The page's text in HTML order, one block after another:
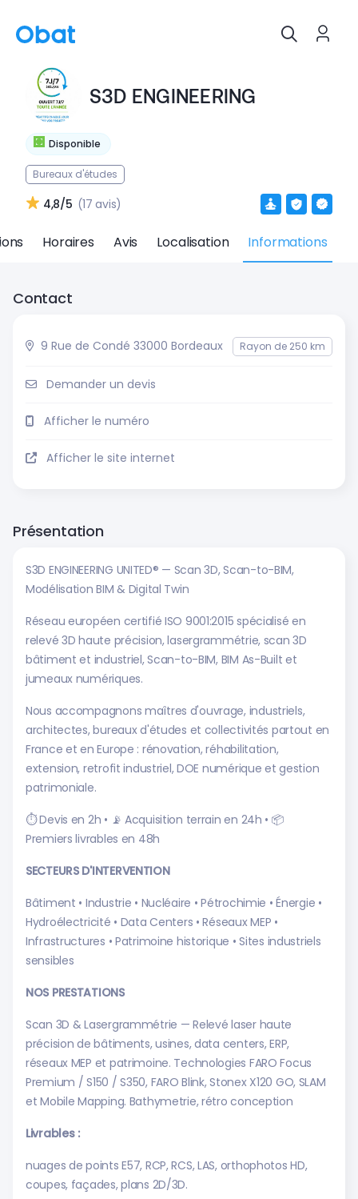
Disponible
S3D ENGINEERING
Bureaux d'études
4,8/5 (17 avis)
Horaires Avis Localisation Informations
Contact
9 Rue de Condé 33000 Bordeaux Rayon de 250 km
Demander un devis
Afficher le numéro
Afficher le site internet
Présentation
S3D ENGINEERING UNITED® — Scan 3D, Scan-to-BIM,
Modélisation BIM & Digital Twin
Réseau européen certifié ISO 9001:2015 spécialisé en
relevé 3D haute précision, lasergrammétrie, scan 3D
bâtiment et industriel, Scan-to-BIM, BIM As-Built et
jumeaux numériques.
Nous accompagnons maîtres d'ouvrage, industriels,
architectes, bureaux d'études et collectivités partout en
France et en Europe : rénovation, réhabilitation,
extension, retrofit industriel, DOE numérique et gestion
patrimoniale.
⏱ Devis en 2h • 📡 Acquisition terrain en 24h • 📦
Premiers livrables en 48h
SECTEURS D'INTERVENTION
Bâtiment • Industrie • Nucléaire • Pétrochimie • Énergie •
Hydroélectricité • Data Centers • Réseaux MEP •
Infrastructures • Patrimoine historique • Sites industriels
sensibles
NOS PRESTATIONS
Scan 3D & Lasergrammétrie — Relevé laser haute
précision de bâtiments, usines, data centers, ERP,
réseaux MEP et patrimoine. Technologies FARO Focus
Premium / S150 / S350, FARO Blink, Stonex X120 GO, SLAM
et Mobile Mapping. Bathymetrie, rétro conception
Livrables :
nuages de points E57, RCP, RCS, LAS, orthophotos HD,
coupes, façades, plans 2D/3D.